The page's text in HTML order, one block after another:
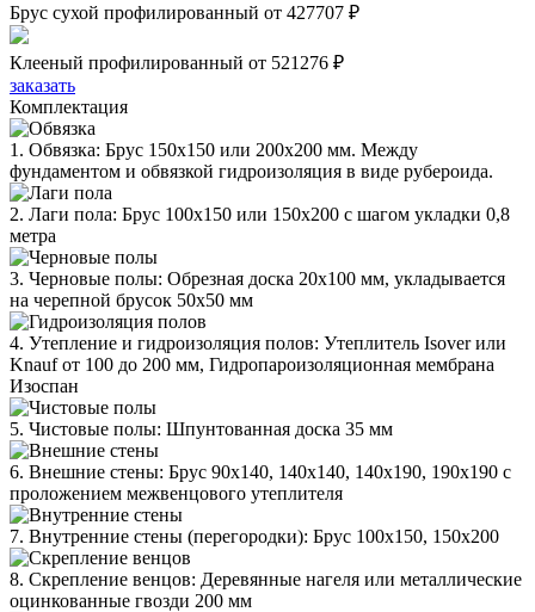
Брус сухой профилированный от 427707 ₽
Клееный профилированный от 521276 ₽
заказать
Комплектация
1. Обвязка: Брус 150х150 или 200х200 мм. Между
фундаментом и обвязкой гидроизоляция в виде рубероида.
2. Лаги пола: Брус 100х150 или 150х200 с шагом укладки 0,8
метра
3. Черновые полы: Обрезная доска 20х100 мм, укладывается
на черепной брусок 50х50 мм
4. Утепление и гидроизоляция полов: Утеплитель Isover или
Knauf от 100 до 200 мм, Гидропароизоляционная мембрана
Изоспан
5. Чистовые полы: Шпунтованная доска 35 мм
6. Внешние стены: Брус 90х140, 140х140, 140х190, 190х190 с
проложением межвенцового утеплителя
7. Внутренние стены (перегородки): Брус 100х150, 150х200
8. Скрепление венцов: Деревянные нагеля или металлические
оцинкованные гвозди 200 мм